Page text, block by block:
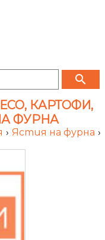
search
КАРТОФИ,
ФУРНА
› Ястия на фурна ›